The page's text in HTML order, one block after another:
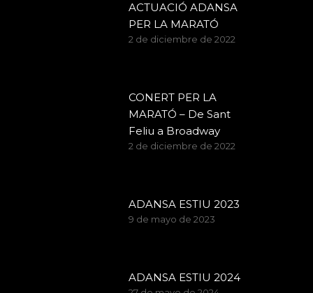
ACTUACIÓ ADANSA
PER LA MARATÓ
2 de diciembre de 2022
CONERT PER LA
MARATÓ – De Sant
Feliu a Broadway
2 de diciembre de 2022
ADANSA ESTIU 2023
9 de mayo de 2023
ADANSA ESTIU 2024